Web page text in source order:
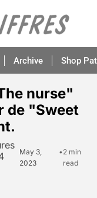
Archive Shop
nurse"
de "Sweet
May 3,
2023
•2 min
read